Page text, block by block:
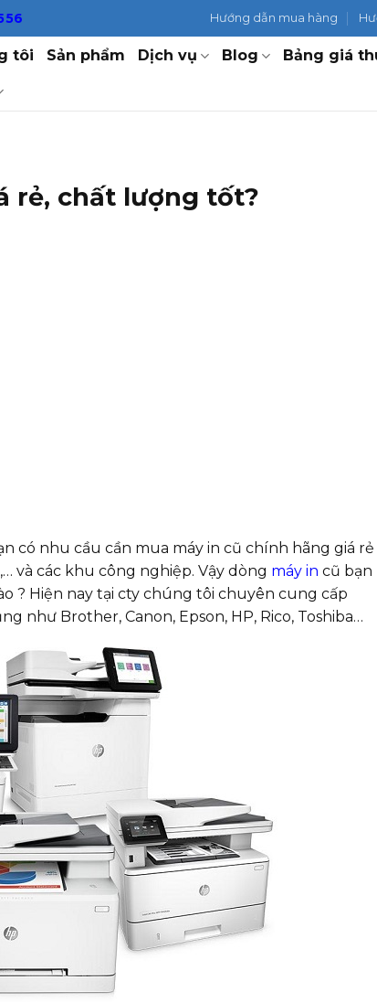
Hướng dẫn mua hàng
tôi Sản phẩm Dịch vụ Blog Bảng giá
rẻ, chất lượng tốt?
có nhu cầu cần mua máy in cũ chính hãng giá rẻ
và các khu công nghiệp. Vậy dòng máy in cũ bạn
? Hiện nay tại cty chúng tôi chuyên cung cấp
như Brother, Canon, Epson, HP, Rico, Toshiba…